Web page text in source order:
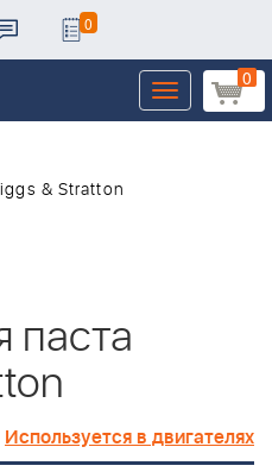
0
0
Toggle
navigation
& Stratton
паста
Используется в двигателях